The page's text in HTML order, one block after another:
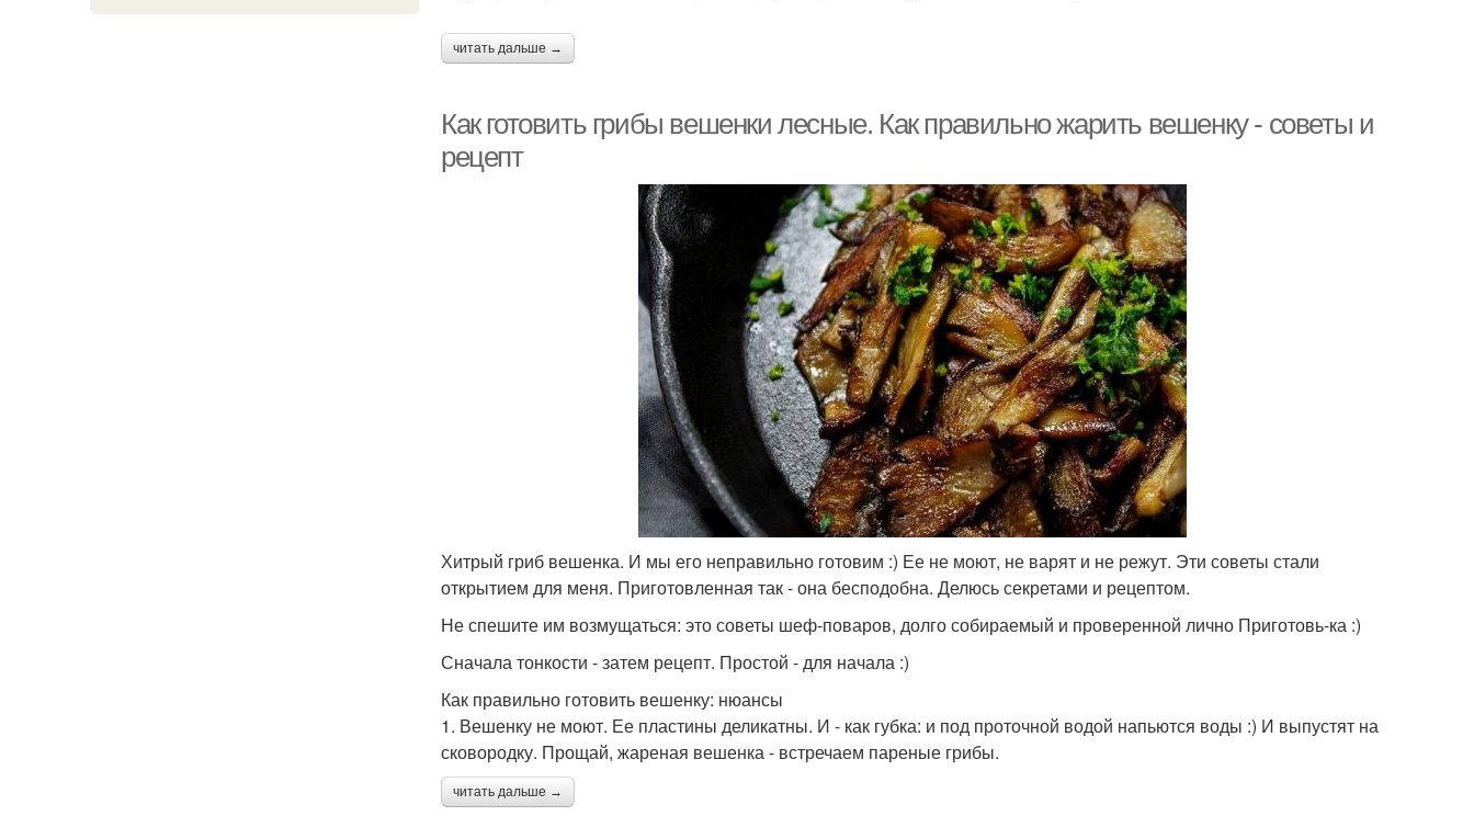
читать дальше →
Как готовить грибы вешенки лесные. Как правильно жарить вешенку - советы и
рецепт
Хитрый гриб вешенка. И мы его неправильно готовим :) Ее не моют, не варят и не режут. Эти советы стали
открытием для меня. Приготовленная так - она бесподобна. Делюсь секретами и рецептом.
Не спешите им возмущаться: это советы шеф-поваров, долго собираемый и проверенной лично Приготовь-ка :)
Сначала тонкости - затем рецепт. Простой - для начала :)
Как правильно готовить вешенку: нюансы
1. Вешенку не моют. Ее пластины деликатны. И - как губка: и под проточной водой напьются воды :) И выпустят на
сковородку. Прощай, жареная вешенка - встречаем пареные грибы.
читать дальше →